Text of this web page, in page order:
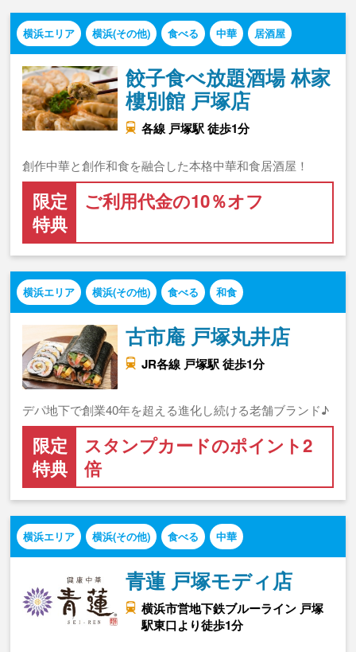
横浜エリア 横浜(その他) 食べる 中華 居酒屋
餃子食べ放題酒場 林家
樓別館 戸塚店
各線 戸塚駅 徒歩1分
創作中華と創作和食を融合した本格中華和食居酒屋！
限定
特典
ご利用代金の10％オフ
横浜エリア 横浜(その他) 食べる 和食
古市庵 戸塚丸井店
JR各線 戸塚駅 徒歩1分
デパ地下で創業40年を超える進化し続ける老舗ブランド♪
限定
特典
スタンプカードのポイント2
倍
横浜エリア 横浜(その他) 食べる 中華
青蓮 戸塚モディ店
横浜市営地下鉄ブルーライン 戸塚
駅東口より徒歩1分